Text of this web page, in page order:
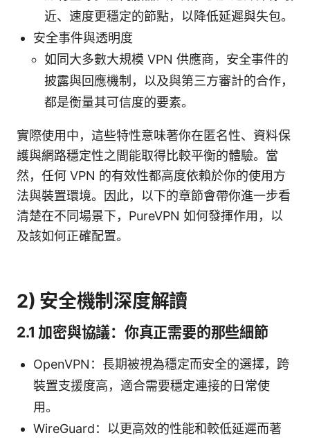
近、速度更穩定的節點，以降低延遲與失包。
安全事件與透明度
如同大多數大規模 VPN 供應商，安全事件的
披露與回應機制，以及與第三方審計的合作，
都是衡量其可信度的要素。
實際使用中，這些特性意味著你在匿名性、資料保
護與網路穩定性之間能取得比較平衡的體驗。當
然，任何 VPN 的有效性都高度依賴於你的使用方
法與裝置環境。因此，以下的章節會帶你進一步看
清楚在不同場景下，PureVPN 如何發揮作用，以
及該如何正確配置。
2) 安全機制深度解讀
2.1 加密與協議：你真正需要的那些細節
OpenVPN：長期被視為穩定而安全的選擇，跨
裝置支援度高，適合需要穩定連接的日常使
用。
WireGuard：以更高效的性能和較低延遲而著